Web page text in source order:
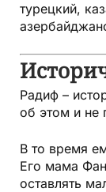
турецкий,
Радиф –
об этом и не
В то время
Его мама
оставлять